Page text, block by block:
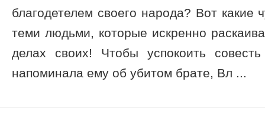
благодетелем своего народа? Вот какие
теми людьми, которые искренно
делах своих! Чтобы успокоить
напоминала ему об убитом брате, Вл ...